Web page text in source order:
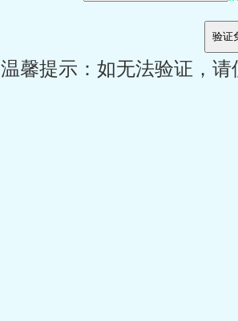
温馨提示：如无法验证，请